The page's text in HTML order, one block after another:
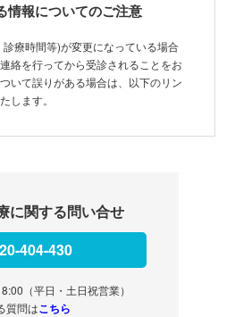
情報についてのご注意
療時間等)が変更になっている場合
絡を行ってから受診されることをお
いて誤りがある場合は、以下のリン
します。
に関する問い合せ
404-430
（平日・土日祝営業）
質問はこちら